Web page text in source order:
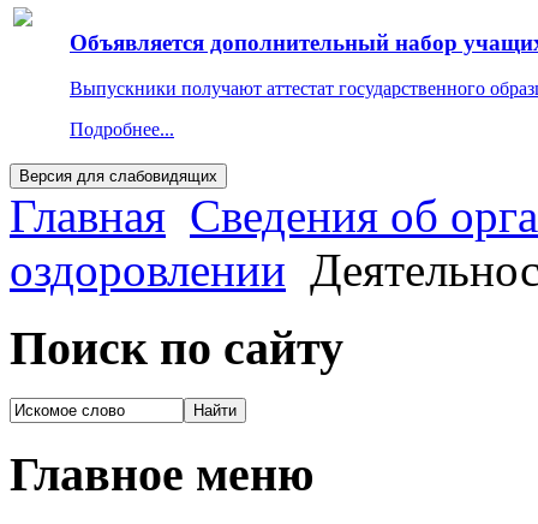
Объявляется дополнительный набор
Выпускники получают аттестат государственного
Подробнее...
Главная Сведения об
оздоровлении
Поиск по сайту
Главное меню